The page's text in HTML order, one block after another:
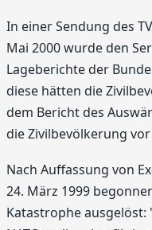
In einer Sendung des
Mai 2000 wurde den
Lageberichte der
diese hätten die
dem Bericht des
die Zivilbevölkerung
Nach Auffassung von
24. März 1999
Katastrophe ausgelöst: